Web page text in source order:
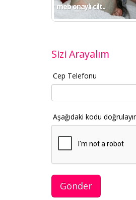
meb onaylı cilt..
Sizi Arayalım
Cep Telefonu
Aşağıdaki kodu